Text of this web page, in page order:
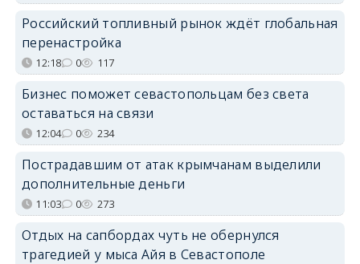
Российский топливный рынок ждёт глобальная
перенастройка
12:18 0 117
Бизнес поможет севастопольцам без света
оставаться на связи
12:04 0 234
Пострадавшим от атак крымчанам выделили
дополнительные деньги
11:03 0 273
Отдых на сапбордах чуть не обернулся
трагедией у мыса Айя в Севастополе